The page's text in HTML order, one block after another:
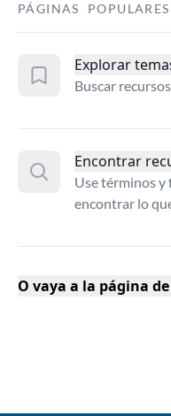
PÁGINAS POPULARES
Explorar
Buscar
Encontrar
Use términos y
encontrar lo
O vaya a la página